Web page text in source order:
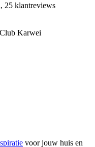
25 klantreviews
Karwei
voor jouw huis en